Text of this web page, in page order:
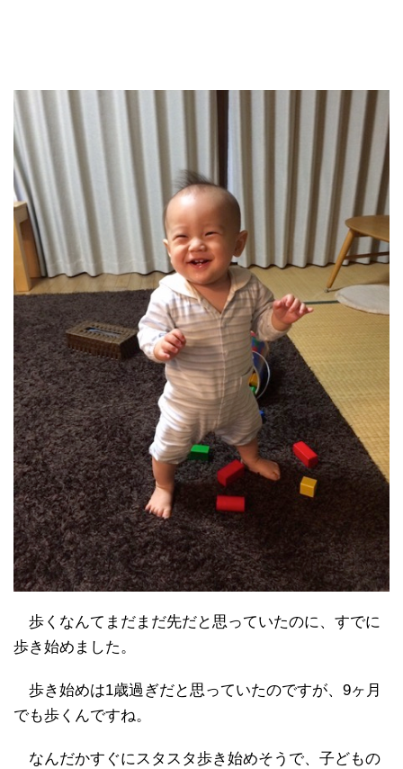
歩くなんてまだまだ先だと思っていたのに、すでに
歩き始めました。
歩き始めは1歳過ぎだと思っていたのですが、9ヶ月
でも歩くんですね。
なんだかすぐにスタスタ歩き始めそうで、子どもの